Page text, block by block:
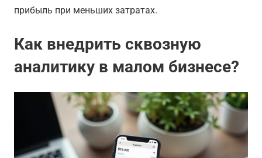
прибыль при меньших затратах.
Как внедрить сквозную
аналитику в малом бизнесе?